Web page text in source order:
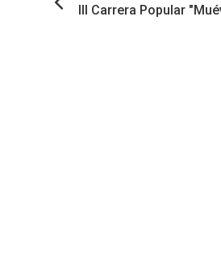
III Carrera Popular